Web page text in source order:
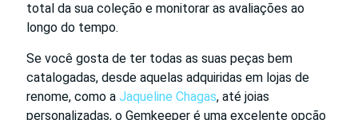
total da sua coleção e monitorar as avaliações ao
longo do tempo.
Se você gosta de ter todas as suas peças bem
catalogadas, desde aquelas adquiridas em lojas de
renome, como a Jaqueline Chagas, até joias
personalizadas, o Gemkeeper é uma excelente opção